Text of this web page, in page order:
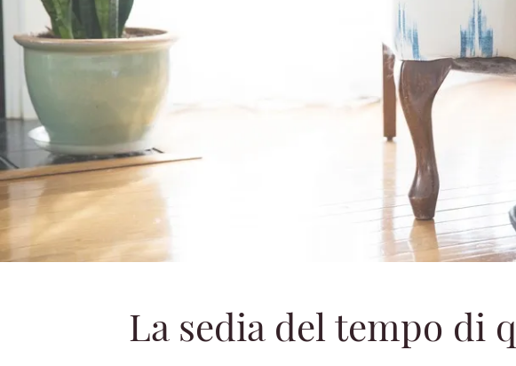
La sedia del tempo di